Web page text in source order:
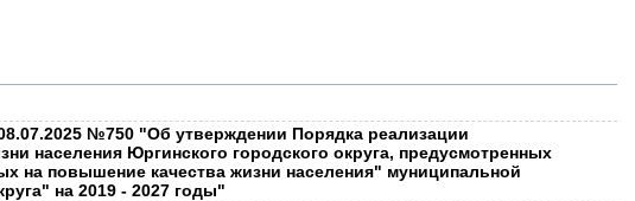
№750 "Об утверждении Порядка реализации
населения Юргинского городского округа, предусмотренных
на повышение качества жизни населения" муниципальной
на 2019 - 2027 годы"